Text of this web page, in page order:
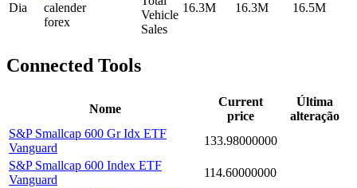
Dia
Vehicle
Sales
16.3M 16.3M 16.5M
Connected Tools
Nome
Current
price
Última
alteração
S&P Smallcap 600 Gr Idx ETF
Vanguard
133.98000000
S&P Smallcap 600 Index ETF
Vanguard
114.60000000